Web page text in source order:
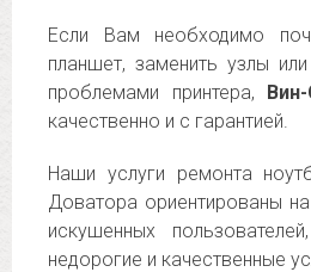
Если Вам необходимо
планшет, заменить узлы
проблемами принтера,
качественно и с гарантией.
Наши услуги ремонта
Доватора ориентированы
искушенных
недорогие и качественные